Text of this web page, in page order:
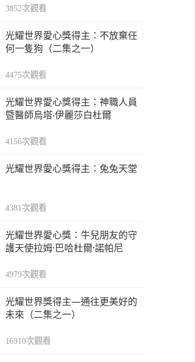
3852次觀看
光耀世界愛心獎得主：不放棄任
何一隻狗（二集之一）
4475次觀看
光耀世界愛心獎得主：神職人員
暨醫師烏塔‧伊麗莎白杜爾
4156次觀看
光耀世界愛心獎得主：兔兔天堂
4381次觀看
光耀世界愛心獎：牛兒朋友的守
護天使拉姆·巴哈杜爾·諾帕尼
4979次觀看
光耀世界獎得主—通往更美好的
未來（二集之一）
16910次觀看